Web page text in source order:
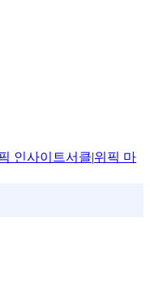
인사이트서클|위픽 마